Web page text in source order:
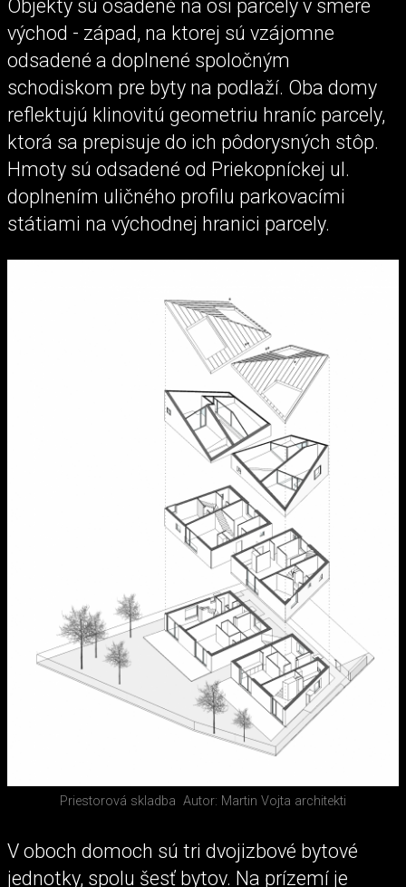
Objekty sú osadené na osi parcely v smere
východ - západ, na ktorej sú vzájomne
odsadené a doplnené spoločným
schodiskom pre byty na podlaží. Oba domy
reflektujú klinovitú geometriu hraníc parcely,
ktorá sa prepisuje do ich pôdorysných stôp.
Hmoty sú odsadené od Priekopníckej ul.
doplnením uličného profilu parkovacími
státiami na východnej hranici parcely.
Priestorová skladba Autor: Martin Vojta architekti
V oboch domoch sú tri dvojizbové bytové
jednotky, spolu šesť bytov. Na prízemí je